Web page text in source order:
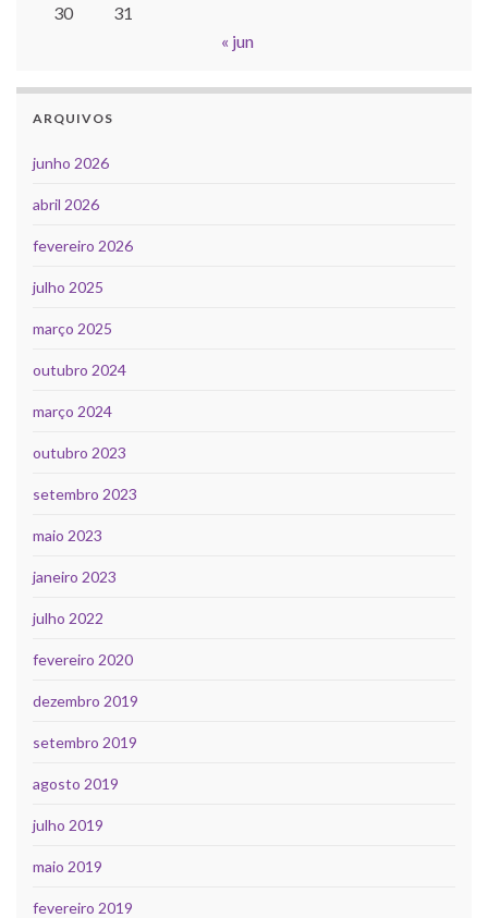
30
31
« jun
ARQUIVOS
junho 2026
abril 2026
fevereiro 2026
julho 2025
março 2025
outubro 2024
março 2024
outubro 2023
setembro 2023
maio 2023
janeiro 2023
julho 2022
fevereiro 2020
dezembro 2019
setembro 2019
agosto 2019
julho 2019
maio 2019
fevereiro 2019